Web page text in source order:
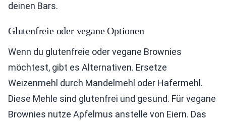
deinen Bars.
Glutenfreie oder vegane Optionen
Wenn du glutenfreie oder vegane Brownies
möchtest, gibt es Alternativen. Ersetze
Weizenmehl durch Mandelmehl oder Hafermehl.
Diese Mehle sind glutenfrei und gesund. Für vegane
Brownies nutze Apfelmus anstelle von Eiern. Das